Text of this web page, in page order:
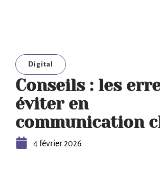
Digital
Conseils : les
éviter en
communication
4 février 2026